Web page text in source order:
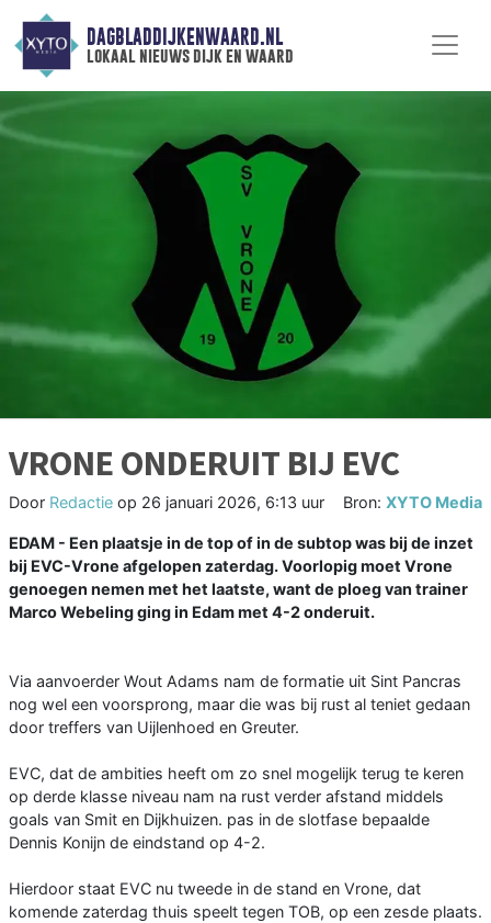
DAGBLADDIJKENWAARD.NL
lokaal nieuws dijk en waard
VRONE ONDERUIT BIJ EVC
Door Redactie op 26 januari 2026, 6:13 uur Bron: XYTO Media
EDAM - Een plaatsje in de top of in de subtop was bij de inzet
bij EVC-Vrone afgelopen zaterdag. Voorlopig moet Vrone
genoegen nemen met het laatste, want de ploeg van trainer
Marco Webeling ging in Edam met 4-2 onderuit.
Via aanvoerder Wout Adams nam de formatie uit Sint Pancras
nog wel een voorsprong, maar die was bij rust al teniet gedaan
door treffers van Uijlenhoed en Greuter.
EVC, dat de ambities heeft om zo snel mogelijk terug te keren
op derde klasse niveau nam na rust verder afstand middels
goals van Smit en Dijkhuizen. pas in de slotfase bepaalde
Dennis Konijn de eindstand op 4-2.
Hierdoor staat EVC nu tweede in de stand en Vrone, dat
komende zaterdag thuis speelt tegen TOB, op een zesde plaats.